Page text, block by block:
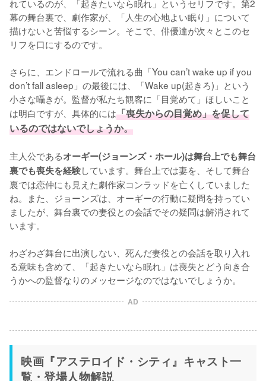
れているのが、「起きたいなら眠れ」というセリフです。第2
幕の舞台裏で、劇作家が、「人生の心地よい眠り」について
描けないと苦悩するシーン。そこで、俳優達が次々とこのセ
リフを口にするのです。
さらに、エンドロールで流れる曲「You can’t wake up if you
don’t fall asleep」の最後には、「Wake up(起きろ)」という
小さな囁きが。監督が私たち観客に「目覚めて」ほしいこと
は明白ですが、具体的には「喪失からの目覚め」を促して
いるのではないでしょうか。
主人公であるオーギー(ジョーンズ・ホール)は舞台上でも舞台
裏でも喪失を経験しています。舞台上では妻を、そして舞台
裏では恋仲にも見えた劇作家コンラッドを亡くしていました
ね。また、ジョーンズは、オーギーの行動に疑問を持ってい
ましたが、舞台裏での妻役との会話でその疑問は解消されて
います。
わざわざ舞台に出演しない、死んだ妻役との会話を取り入れ
る意味も含めて、「起きたいなら眠れ」は喪失とどう向き合
うかへの監督なりのメッセージなのではないでしょうか。
AD
映画『アステロイド・シティ』キャスト一
覧・登場人物解説